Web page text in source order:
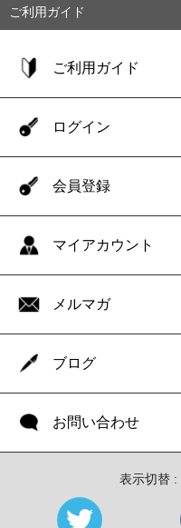
ご利用ガイド
ご利用ガイド
ログイン
会員登録
マイアカウント
メルマガ
ブログ
お問い合わせ
表示切替 :